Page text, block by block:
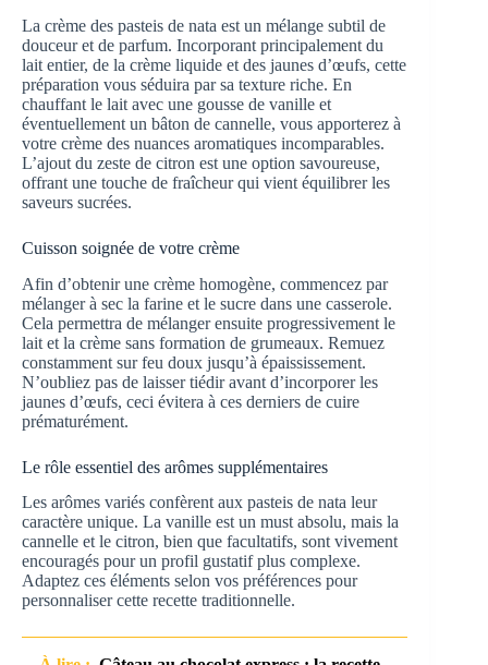
La crème des pasteis de nata est un mélange subtil de
douceur et de parfum. Incorporant principalement du
lait entier, de la crème liquide et des jaunes d’œufs, cette
préparation vous séduira par sa texture riche. En
chauffant le lait avec une gousse de vanille et
éventuellement un bâton de cannelle, vous apporterez à
votre crème des nuances aromatiques incomparables.
L’ajout du zeste de citron est une option savoureuse,
offrant une touche de fraîcheur qui vient équilibrer les
saveurs sucrées.
Cuisson soignée de votre crème
Afin d’obtenir une crème homogène, commencez par
mélanger à sec la farine et le sucre dans une casserole.
Cela permettra de mélanger ensuite progressivement le
lait et la crème sans formation de grumeaux. Remuez
constamment sur feu doux jusqu’à épaississement.
N’oubliez pas de laisser tiédir avant d’incorporer les
jaunes d’œufs, ceci évitera à ces derniers de cuire
prématurément.
Le rôle essentiel des arômes supplémentaires
Les arômes variés confèrent aux pasteis de nata leur
caractère unique. La vanille est un must absolu, mais la
cannelle et le citron, bien que facultatifs, sont vivement
encouragés pour un profil gustatif plus complexe.
Adaptez ces éléments selon vos préférences pour
personnaliser cette recette traditionnelle.